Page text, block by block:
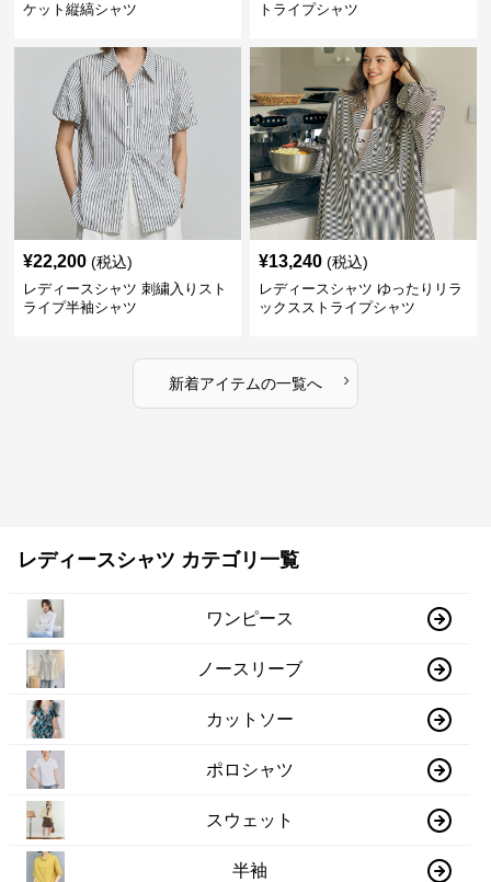
ケット縦縞シャツ
トライプシャツ
¥22,200 (税込)
レディースシャツ 刺繍入りスト
ライプ半袖シャツ
¥13,240 (税込)
レディースシャツ ゆったりリラ
ックスストライプシャツ
新着アイテムの一覧へ ›
レディースシャツ カテゴリ一覧
ワンピース
ノースリーブ
カットソー
ポロシャツ
スウェット
半袖